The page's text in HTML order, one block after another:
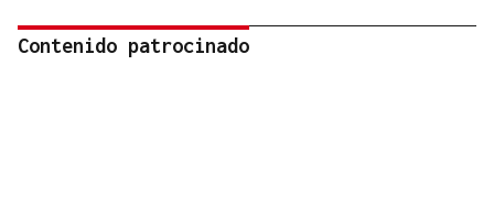
Contenido patrocinado